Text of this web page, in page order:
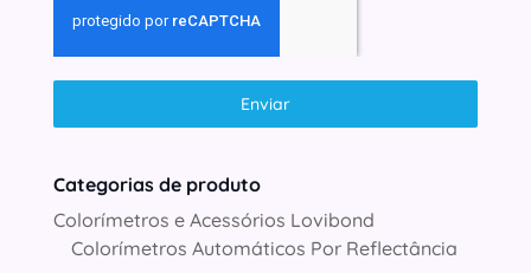
Enviar
Categorias de produto
Colorímetros e Acessórios Lovibond
Colorímetros Automáticos Por Reflectância